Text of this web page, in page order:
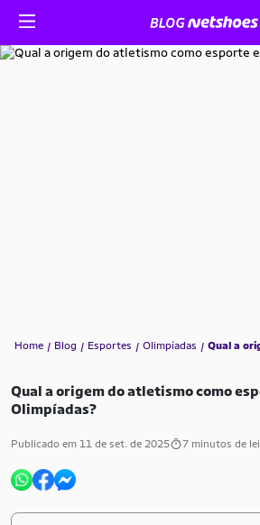
Qual a origem do atletismo como
Olimpíadas?
Publicado em 11 de set. de 2025 7 minutos de
Home Blog Esportes Olimpíadas Qual a